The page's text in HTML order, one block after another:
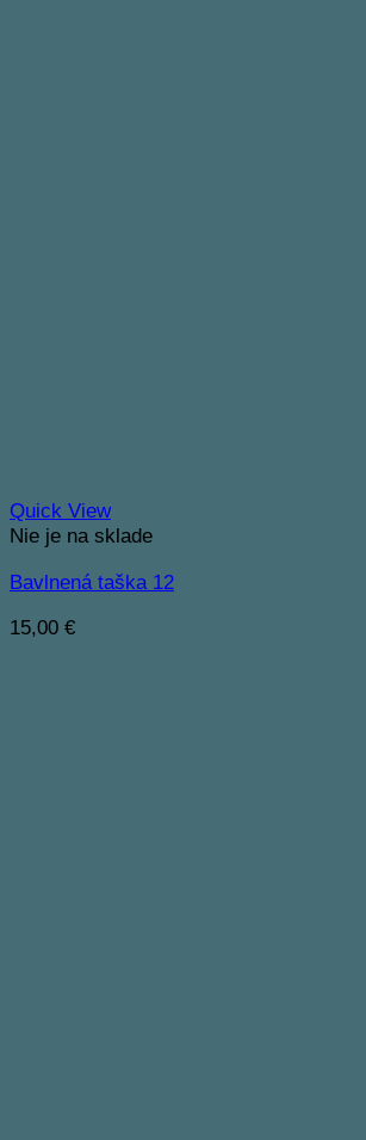
Quick View
Nie je na sklade
Bavlnená taška 12
15,00 €